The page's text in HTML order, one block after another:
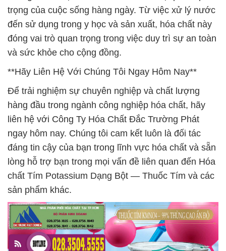
trọng của cuộc sống hàng ngày. Từ việc xử lý nước
đến sử dụng trong y học và sản xuất, hóa chất này
đóng vai trò quan trọng trong việc duy trì sự an toàn
và sức khỏe cho cộng đồng.
**Hãy Liên Hệ Với Chúng Tôi Ngay Hôm Nay**
Để trải nghiệm sự chuyên nghiệp và chất lượng
hàng đầu trong ngành công nghiệp hóa chất, hãy
liên hệ với Công Ty Hóa Chất Đắc Trường Phát
ngay hôm nay. Chúng tôi cam kết luôn là đối tác
đáng tin cậy của bạn trong lĩnh vực hóa chất và sẵn
lòng hỗ trợ bạn trong mọi vấn đề liên quan đến Hóa
chất Tím Potassium Dạng Bột — Thuốc Tím và các
sản phẩm khác.